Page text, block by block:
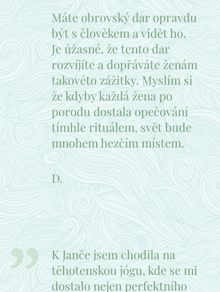
Máte obrovský dar opravdu
být s člověkem a vidět ho.
Je úžasné, že tento dar
rozvíjíte a dopřáváte ženám
takovéto zážitky. Myslím si
že kdyby každá žena po
porodu dostala opečování
tímhle rituálem, svět bude
mnohem hezčím místem.
D.
K Janče jsem chodila na
těhotenskou jógu, kde se mi
dostalo nejen perfektního